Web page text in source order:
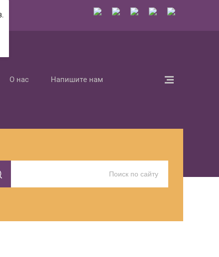
О нас Напишите нам